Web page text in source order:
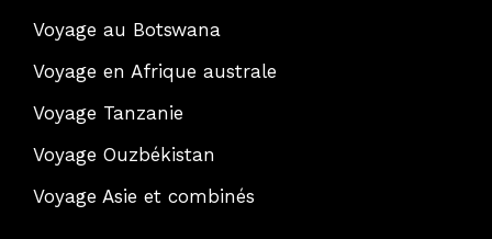
Voyage au Botswana
Voyage en Afrique australe
Voyage Tanzanie
Voyage Ouzbékistan
Voyage Asie et combinés